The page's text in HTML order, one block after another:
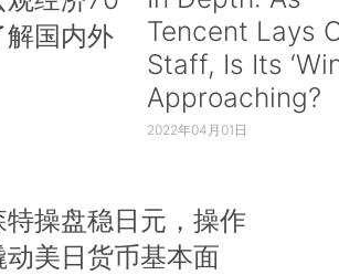
国内外
Tencent Lays
Staff, Is Its
Approaching?
2022年04月01日
操盘稳日元，操作
美日货币基本面